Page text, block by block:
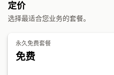
定价
多属性附加费用
库存
定价
选择最适合您业务的套餐。
永久免费套餐
免费